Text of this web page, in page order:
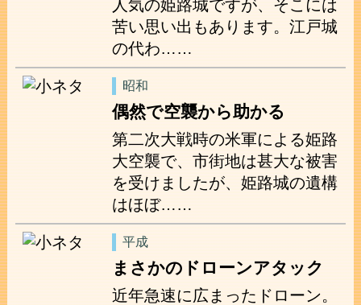
人気の姫路城ですが、そこには
苦い思い出もあります。江戸城
の代わ……
昭和
偶然で空襲から助かる
第二次大戦時の米軍による姫路
大空襲で、市街地は甚大な被害
を受けましたが、姫路城の遺構
はほぼ……
平成
まさかのドローンアタック
近年急速に広まったドローン。